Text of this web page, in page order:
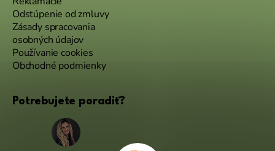
Odstúpenie od zmluvy
Zásady spracovania
osobných údajov
Používanie cookies
Obchodné podmienky
Potrebujete poradiť?